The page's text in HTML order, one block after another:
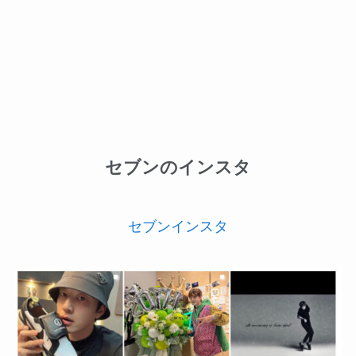
セブンのインスタ
セブンインスタ